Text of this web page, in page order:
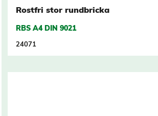
Rostfri stor rundbricka
RBS A4 DIN 9021
24071